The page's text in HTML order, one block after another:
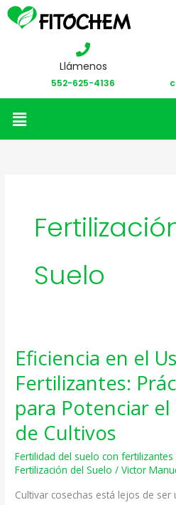
Llámenos
552-625-4136
Menú
Suelo
Eficiencia en el
Fertilizantes:
para Potenciar
de Cultivos
Fertilidad del suelo con
Fertilización del Suelo /Victor
Cultivar cosechas está lejos de
Eficiencia
el
Uso
de
Fertilizantes:
Prácticas
para